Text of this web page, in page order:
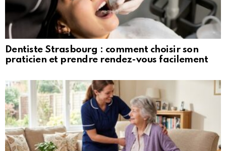
Dentiste Strasbourg : comment choisir son
praticien et prendre rendez-vous facilement